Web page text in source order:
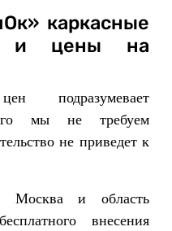
каркасные
и цены на
подразумевает
мы не требуем
не приведет к
Москва и область
внесения